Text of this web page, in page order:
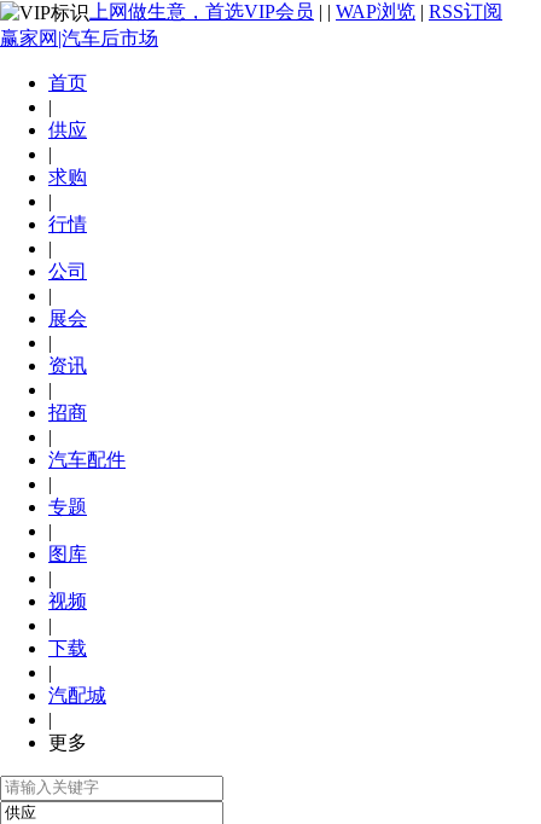
上网做生意，首选VIP会员 | | WAP浏览 | RSS订阅
赢家网|汽车后市场
首页
|
供应
|
求购
|
行情
|
公司
|
展会
|
资讯
|
招商
|
汽车配件
|
专题
|
图库
|
视频
|
下载
|
汽配城
|
更多